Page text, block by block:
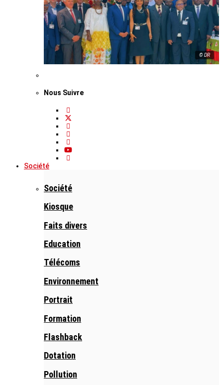
© DR
Nous Suivre
Société
Société
Kiosque
Faits divers
Education
Télécoms
Environnement
Portrait
Formation
Flashback
Dotation
Pollution